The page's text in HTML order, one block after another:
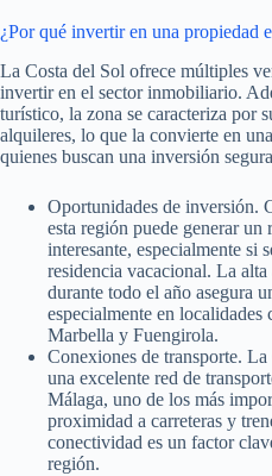
¿Por qué invertir en una propiedad
La Costa del Sol ofrece múltiples
invertir en el sector inmobiliario.
turístico, la zona se caracteriza por
alquileres, lo que la convierte en
quienes buscan una inversión
Oportunidades de inversión.
esta región puede generar un
interesante, especialmente si
residencia vacacional. La
durante todo el año asegura
especialmente en
Marbella y Fuengirola.
Conexiones de transporte.
una excelente red de
Málaga, uno de los más
proximidad a carreteras y
conectividad es un factor
región.